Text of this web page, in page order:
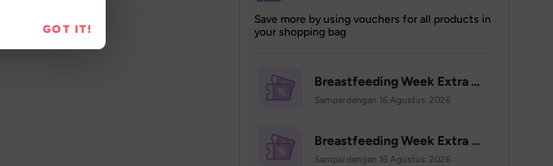
Save more by using vouchers for all products in
your shopping bag
Breastfeeding Week Extra Voucher (70K)
Sampai dengan 16 Agustus  2026
Breastfeeding Week Extra Voucher (500K)
Sampai dengan 16 Agustus  2026
GOT IT!